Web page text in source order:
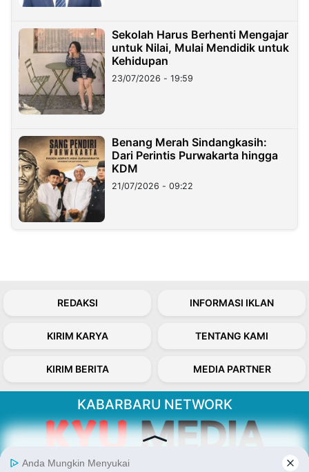
Sekolah Harus Berhenti Mengajar
untuk Nilai, Mulai Mendidik untuk
Kehidupan
23/07/2026 - 19:59
Benang Merah Sindangkasih:
Dari Perintis Purwakarta hingga
KDM
21/07/2026 - 09:22
REDAKSI INFORMASI IKLAN
KIRIM KARYA TENTANG KAMI
KIRIM BERITA MEDIA PARTNER
KABARBARU NETWORK